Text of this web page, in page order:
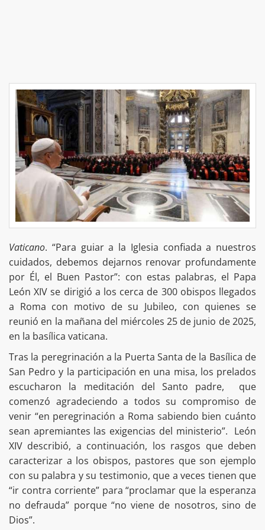
Vaticano. “Para guiar a la Iglesia confiada a nuestros
cuidados, debemos dejarnos renovar profundamente
por Él, el Buen Pastor”: con estas palabras, el Papa
León XIV se dirigió a los cerca de 300 obispos llegados
a Roma con motivo de su Jubileo, con quienes se
reunió en la mañana del miércoles 25 de junio de 2025,
en la basílica vaticana.
Tras la peregrinación a la Puerta Santa de la Basílica de
San Pedro y la participación en una misa, los prelados
escucharon la meditación del Santo padre, que
comenzó agradeciendo a todos su compromiso de
venir “en peregrinación a Roma sabiendo bien cuánto
sean apremiantes las exigencias del ministerio”. León
XIV describió, a continuación, los rasgos que deben
caracterizar a los obispos, pastores que son ejemplo
con su palabra y su testimonio, que a veces tienen que
“ir contra corriente” para “proclamar que la esperanza
no defrauda” porque “no viene de nosotros, sino de
Dios”.